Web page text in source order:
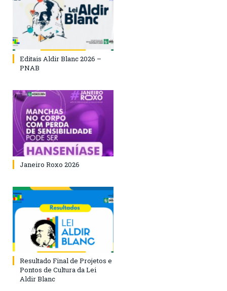
Editais Aldir Blanc 2026 –
PNAB
Janeiro Roxo 2026
Resultado Final de Projetos e
Pontos de Cultura da Lei
Aldir Blanc